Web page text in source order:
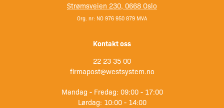
Strømsveien 230, 0668 Oslo
Org. nr: NO 976 950 879 MVA
Kontakt oss
22 23 35 00
firmapost@westsystem.no
Mandag - Fredag: 09:00 - 17:00
Lørdag: 10:00 - 14:00